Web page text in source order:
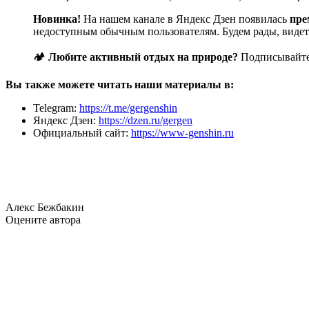
Новинка! На нашем канале в Яндекс Дзен появилась
недоступным обычным пользователям. Будем рады,
🏕️ Любите активный отдых на природе?
Вы также можете читать наши материалы в:
Telegram: https://t.me/gergenshin
Яндекс Дзен: https://dzen.ru/gergen
Официальный сайт: https://www-genshin.ru
Алекс Бежбакин
Оцените автора